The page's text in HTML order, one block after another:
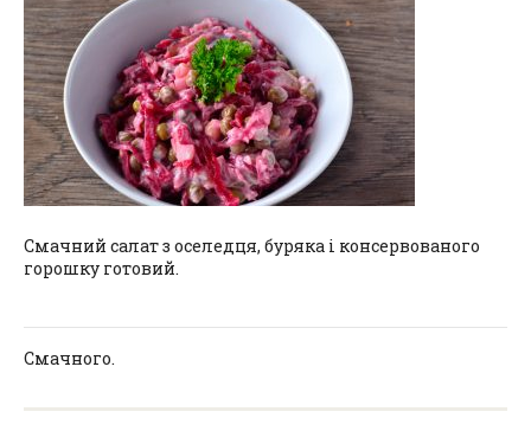
Смачний салат з оселедця, буряка і консервованого
горошку готовий.
Смачного.